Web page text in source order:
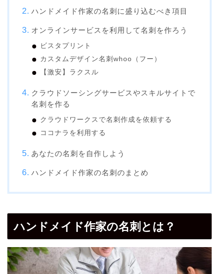
ハンドメイド作家の名刺に盛り込むべき項目
オンラインサービスを利用して名刺を作ろう
ビスタプリント
カスタムデザイン名刺whoo（フー）
【激安】ラクスル
クラウドソーシングサービスやスキルサイトで
名刺を作る
クラウドワークスで名刺作成を依頼する
ココナラを利用する
あなたの名刺を自作しよう
ハンドメイド作家の名刺のまとめ
ハンドメイド作家の名刺とは？